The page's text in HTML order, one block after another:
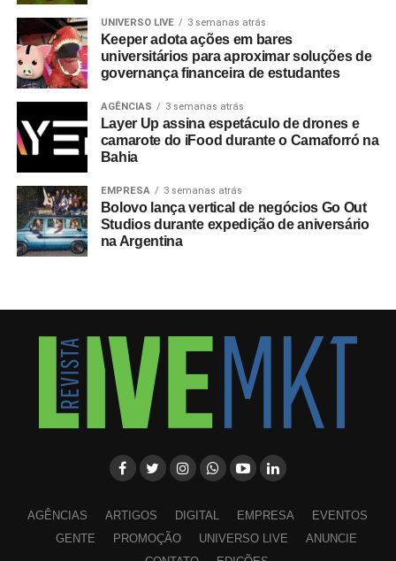
UNIVERSO LIVE 3 semanas atrás
Keeper adota ações em bares
universitários para aproximar soluções de
governança financeira de estudantes
AGÊNCIAS 3 semanas atrás
Layer Up assina espetáculo de drones e
camarote do iFood durante o Camaforró na
Bahia
EMPRESA 3 semanas atrás
Bolovo lança vertical de negócios Go Out
Studios durante expedição de aniversário
na Argentina
AGÊNCIAS ARTIGOS DIGITAL EMPRESA
EVENTOS
GENTE
PROMOÇÃO UNIVERSO LIVE
ANUNCIE